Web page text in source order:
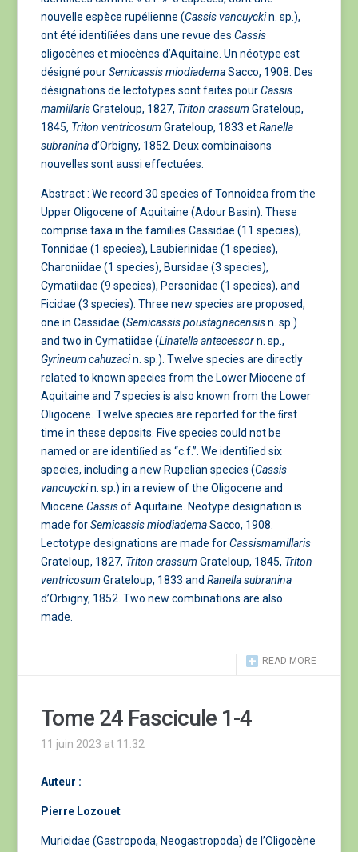
nouvelle espèce rupélienne (Cassis vancuyckin. sp.),
ont été identiﬁées dans une revue desCassis
oligocènes et miocènes d’Aquitaine. Un néotype est
désigné pourSemicassis miodiademaSacco, 1908. Des
désignations de lectotypes sont faites pourCassis
mamillarisGrateloup, 1827, Triton crassum Grateloup,
1845, Triton ventricosum Grateloup, 1833 etRanella
subraninad’Orbigny, 1852. Deux combinaisons
nouvelles sont aussi effectuées.
Abstract : We record 30 species of Tonnoidea from the
Upper Oligocene of Aquitaine (Adour Basin). These
comprise taxa in the families Cassidae (11 species),
Tonnidae (1 species), Laubierinidae (1 species),
Charoniidae (1 species), Bursidae (3 species),
Cymatiidae (9 species), Personidae (1 species), and
Ficidae (3 species). Three new species are proposed,
one in Cassidae (Semicassis poustagnacensisn. sp.)
and two in Cymatiidae (Linatella antecessorn. sp.,
Gyrineum cahuzacin. sp.). Twelve species are directly
related to known species from the Lower Miocene of
Aquitaine and 7 species is also known from the Lower
Oligocene. Twelve species are reported for the ﬁrst
time in these deposits. Five species could not be
named or are identiﬁed as “c.f.”. We identiﬁed six
species, including a new Rupelian species (Cassis
vancuyckin. sp.) in a review of the Oligocene and
MioceneCassisof Aquitaine. Neotype designation is
made forSemicassis miodiademaSacco, 1908.
Lectotype designations are made forCassismamillaris
Grateloup, 1827, Triton crassum Grateloup, 1845, Triton
ventricosum Grateloup, 1833 andRanella subranina
d’Orbigny, 1852. Two new combinations are also
made.
READ MORE
Tome 24 Fascicule 1-4
11 juin 2023 at 11:32
Auteur :
Pierre Lozouet
Muricidae (Gastropoda, Neogastropoda) de l’Oligocène